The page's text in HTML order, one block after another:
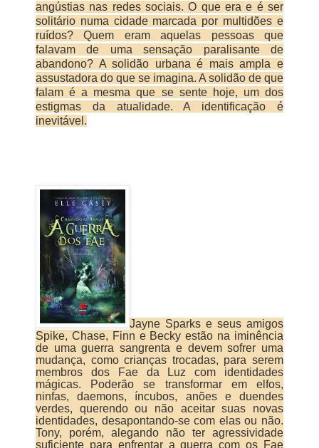
angústias nas redes sociais. O que era e é ser
solitário numa cidade marcada por multidões e
ruídos? Quem eram aquelas pessoas que
falavam de uma sensação paralisante de
abandono? A solidão urbana é mais ampla e
assustadora do que se imagina. A solidão de que
falam é a mesma que se sente hoje, um dos
estigmas da atualidade. A identificação é
inevitável.
Jayne Sparks e seus amigos
Spike, Chase, Finn e Becky estão na iminência
de uma guerra sangrenta e devem sofrer uma
mudança, como crianças trocadas, para serem
membros dos Fae da Luz com identidades
mágicas. Poderão se transformar em elfos,
ninfas, daemons, íncubos, anões e duendes
verdes, querendo ou não aceitar suas novas
identidades, desapontando-se com elas ou não.
Tony, porém, alegando não ter agressividade
suficiente para enfrentar a guerra com os Fae